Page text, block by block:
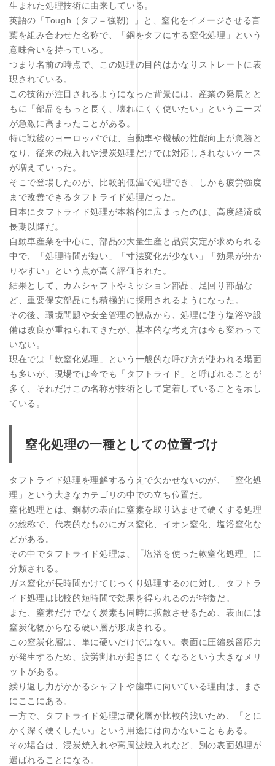
生まれた処理技術に由来している。
英語の「Tough（タフ＝強靭）」と、窒化をイメージさせる言
葉を組み合わせた名称で、「鋼をタフにする窒化処理」という
意味合いを持っている。
つまり名前の時点で、この処理の目的はかなりストレートに表
現されている。
この技術が注目されるようになった背景には、産業の発展とと
もに「部品をもっと長く、壊れにくく使いたい」というニーズ
が急激に高まったことがある。
特に戦後のヨーロッパでは、自動車や機械の性能向上が急務と
なり、従来の焼入れや浸炭処理だけでは対応しきれないケース
が増えていった。
そこで登場したのが、比較的低温で処理でき、しかも疲労強度
まで改善できるタフトライド処理だった。
日本にタフトライド処理が本格的に広まったのは、高度経済成
長期以降だ。
自動車産業を中心に、部品の大量生産と品質安定が求められる
中で、「処理時間が短い」「寸法変化が少ない」「効果が分か
りやすい」という点が高く評価された。
結果として、カムシャフトやミッション部品、足回り部品な
ど、重要保安部品にも積極的に採用されるようになった。
その後、環境問題や安全管理の観点から、処理に使う塩浴や設
備は改良が重ねられてきたが、基本的な考え方は今も変わって
いない。
現在では「軟窒化処理」という一般的な呼び方が使われる場面
も多いが、現場では今でも「タフトライド」と呼ばれることが
多く、それだけこの名称が技術として定着していることを示し
ている。
窒化処理の一種としての位置づけ
タフトライド処理を理解するうえで欠かせないのが、「窒化処
理」という大きなカテゴリの中での立ち位置だ。
窒化処理とは、鋼材の表面に窒素を取り込ませて硬くする処理
の総称で、代表的なものにガス窒化、イオン窒化、塩浴窒化な
どがある。
その中でタフトライド処理は、「塩浴を使った軟窒化処理」に
分類される。
ガス窒化が長時間かけてじっくり処理するのに対し、タフトラ
イド処理は比較的短時間で効果を得られるのが特徴だ。
また、窒素だけでなく炭素も同時に拡散させるため、表面には
窒炭化物からなる硬い層が形成される。
この窒炭化層は、単に硬いだけではない。表面に圧縮残留応力
が発生するため、疲労割れが起きにくくなるという大きなメリ
ットがある。
繰り返し力がかかるシャフトや歯車に向いている理由は、まさ
にここにある。
一方で、タフトライド処理は硬化層が比較的浅いため、「とに
かく深く硬くしたい」という用途には向かないこともある。
その場合は、浸炭焼入れや高周波焼入れなど、別の表面処理が
選ばれることになる。